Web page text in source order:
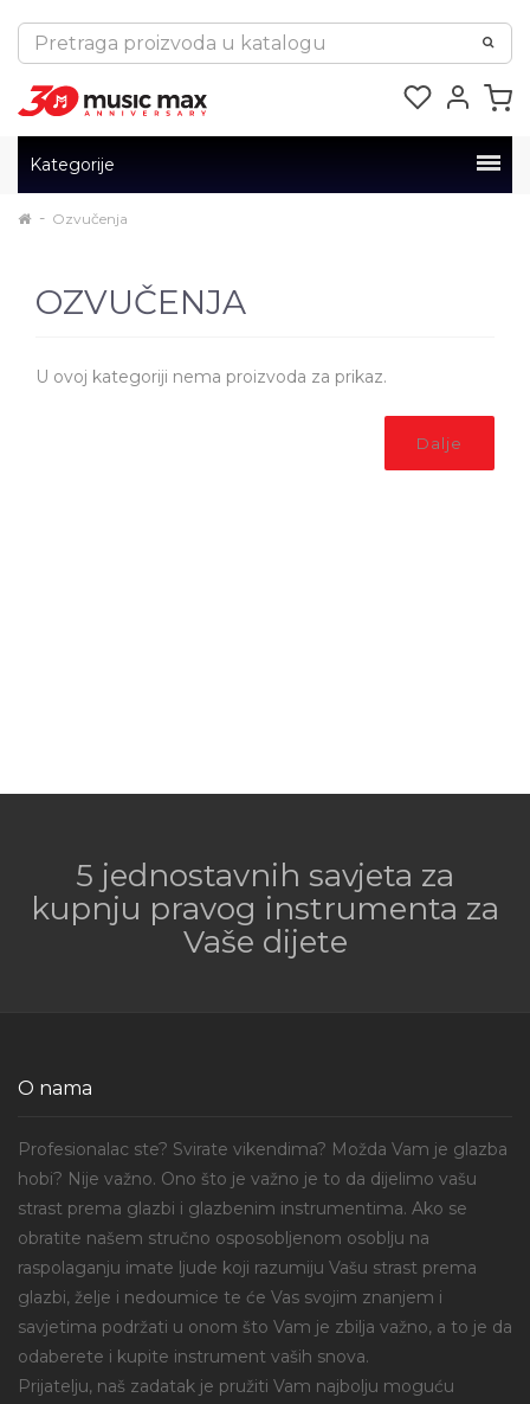
Kategorije
Ozvučenja
OZVUČENJA
U ovoj kategoriji nema proizvoda za prikaz.
Dalje
5 jednostavnih savjeta za
kupnju pravog instrumenta za
Vaše dijete
O nama
Profesionalac ste? Svirate vikendima? Možda Vam je glazba
hobi? Nije važno. Ono što je važno je to da dijelimo vašu
strast prema glazbi i glazbenim instrumentima. Ako se
obratite našem stručno osposobljenom osoblju na
raspolaganju imate ljude koji razumiju Vašu strast prema
glazbi, želje i nedoumice te će Vas svojim znanjem i
savjetima podržati u onom što Vam je zbilja važno, a to je da
odaberete i kupite instrument vaših snova.
Prijatelju, naš zadatak je pružiti Vam najbolju moguću